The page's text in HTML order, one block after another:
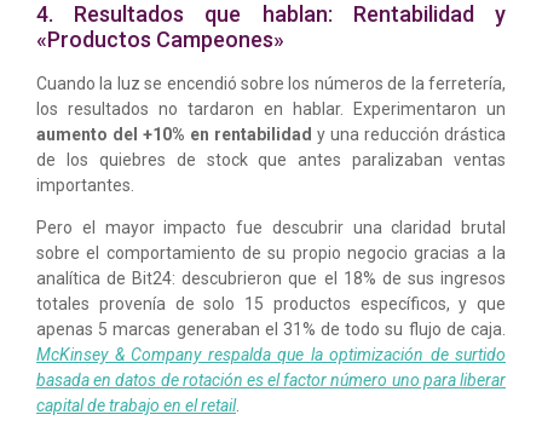
4. Resultados que hablan: Rentabilidad y
«Productos Campeones»
Cuando la luz se encendió sobre los números de la ferretería,
los resultados no tardaron en hablar. Experimentaron un
aumento del +10% en rentabilidad y una reducción drástica
de los quiebres de stock que antes paralizaban ventas
importantes.
Pero el mayor impacto fue descubrir una claridad brutal
sobre el comportamiento de su propio negocio gracias a la
analítica de Bit24: descubrieron que el 18% de sus ingresos
totales provenía de solo 15 productos específicos, y que
apenas 5 marcas generaban el 31% de todo su flujo de caja.
McKinsey & Company respalda que la optimización de surtido
basada en datos de rotación es el factor número uno para liberar
capital de trabajo en el retail.